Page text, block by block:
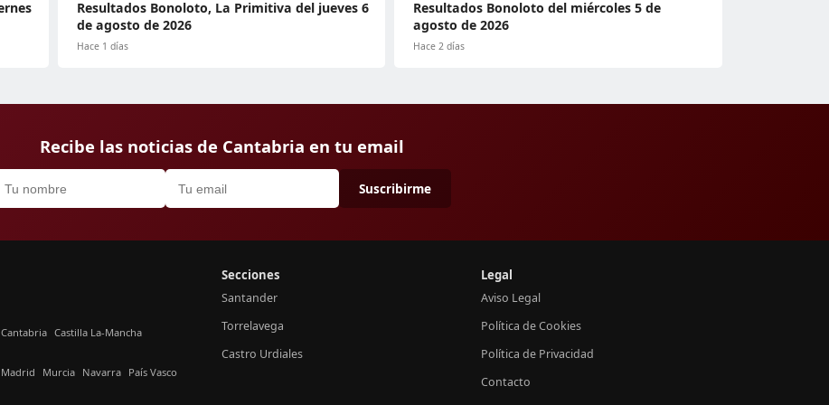
Resultados Bonoloto, La Primitiva del jueves 6
de agosto de 2026
Hace 1 días
Resultados Bonoloto del miércoles 5 de
agosto de 2026
Hace 2 días
Recibe las noticias de Cantabria en tu email
Suscribirme
Cantabria Castilla La-Mancha
Madrid Murcia Navarra País Vasco
Secciones
Santander
Torrelavega
Castro Urdiales
Legal
Aviso Legal
Política de Cookies
Política de Privacidad
Contacto